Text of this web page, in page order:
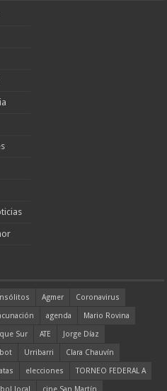
Agmer
Coronavirus
agenda
Mario Rovina
Sur ATE
Jorge Díaz
Urribarri
Clara Chauvín
elecciones
TORNEO FEDERAL A